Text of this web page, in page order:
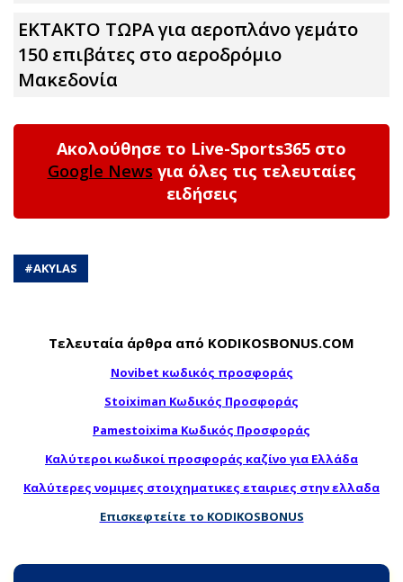
ΕΚΤΑΚΤΟ ΤΩΡΑ για αεροπλάνο γεμάτο
150 επιβάτες στο αεροδρόμιο
Μακεδονία
Ακολούθησε το Live-Sports365 στο
Google News για όλες τις τελευταίες
ειδήσεις
#AKYLAS
Τελευταία άρθρα από KODIKOSBONUS.COM
Novibet κωδικός προσφοράς
Stoiximan Κωδικός Προσφοράς
Pamestoixima Κωδικός Προσφοράς
Καλύτεροι κωδικοί προσφοράς καζίνο για Ελλάδα
Καλύτερες νομιμες στοιχηματικες εταιριες στην ελλαδα
Επισκεφτείτε το KODIKOSBONUS